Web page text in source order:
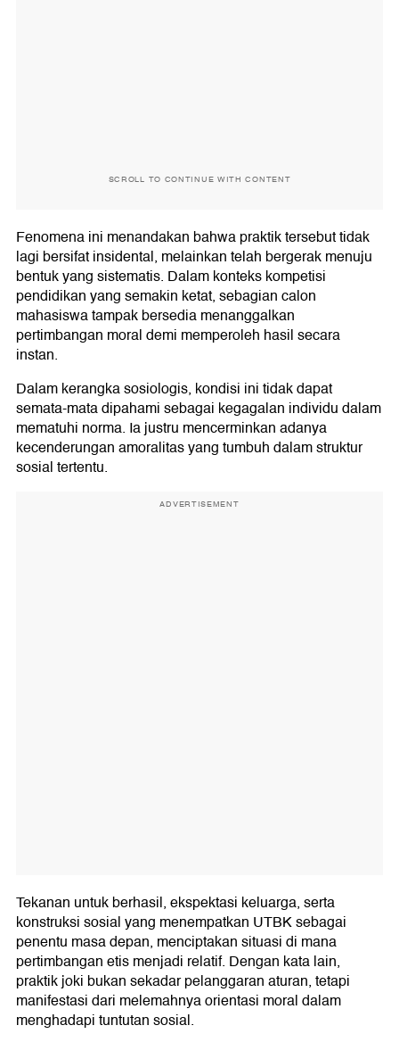
SCROLL TO CONTINUE WITH CONTENT
Fenomena ini menandakan bahwa praktik tersebut tidak
lagi bersifat insidental, melainkan telah bergerak menuju
bentuk yang sistematis. Dalam konteks kompetisi
pendidikan yang semakin ketat, sebagian calon
mahasiswa tampak bersedia menanggalkan
pertimbangan moral demi memperoleh hasil secara
instan.
Dalam kerangka sosiologis, kondisi ini tidak dapat
semata-mata dipahami sebagai kegagalan individu dalam
mematuhi norma. Ia justru mencerminkan adanya
kecenderungan amoralitas yang tumbuh dalam struktur
sosial tertentu.
ADVERTISEMENT
Tekanan untuk berhasil, ekspektasi keluarga, serta
konstruksi sosial yang menempatkan UTBK sebagai
penentu masa depan, menciptakan situasi di mana
pertimbangan etis menjadi relatif. Dengan kata lain,
praktik joki bukan sekadar pelanggaran aturan, tetapi
manifestasi dari melemahnya orientasi moral dalam
menghadapi tuntutan sosial.